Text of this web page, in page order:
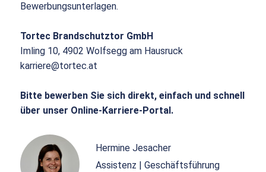
Bewerbungsunterlagen.
Tortec Brandschutztor GmbH
Imling 10, 4902 Wolfsegg am Hausruck
karriere@tortec.at
Bitte bewerben Sie sich direkt, einfach und schnell
über unser Online-Karriere-Portal.
Hermine Jesacher
Assistenz | Geschäftsführung